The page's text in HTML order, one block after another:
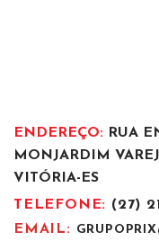
ENDEREÇO: RUA
MONJARDIM
VITÓRIA-ES
TELEFONE: (27)
EMAIL: